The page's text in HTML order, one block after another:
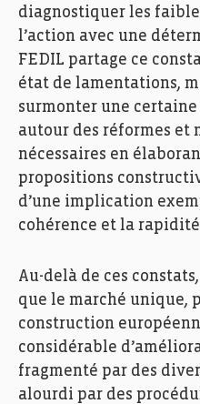
diagnostiquer les
l’action avec une
FEDIL partage ce
état de lamentations,
surmonter une
autour des réformes et
nécessaires en
propositions
d’une implication
cohérence et la
Au-delà de ces
que le marché unique,
construction
considérable
fragmenté par des
alourdi par des